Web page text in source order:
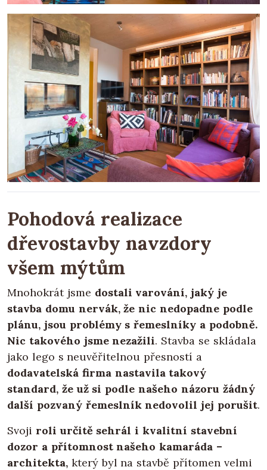
Pohodová realizace
dřevostavby navzdory
všem mýtům
Mnohokrát jsme dostali varování, jaký je
stavba domu nervák, že nic nedopadne podle
plánu, jsou problémy s řemeslníky a podobně.
Nic takového jsme nezažili. Stavba se skládala
jako lego s neuvěřitelnou přesností a
dodavatelská firma nastavila takový
standard, že už si podle našeho názoru žádný
další pozvaný řemeslník nedovolil jej porušit.
Svoji roli určitě sehrál i kvalitní stavební
dozor a přítomnost našeho kamaráda –
architekta, který byl na stavbě přítomen velmi